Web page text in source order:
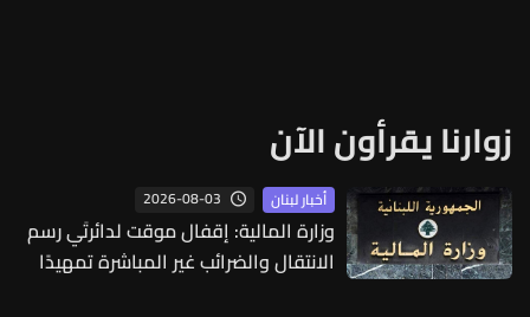
زوارنا يقرأون الآن
أخبار لبنان 2026-08-03
وزارة المالية: إقفال موقت لدائرتَي رسم
الانتقال والضرائب غير المباشرة تمهيدًا